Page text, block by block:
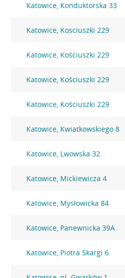
Katowice, Konduktorska 33
Katowice, Kosciuszki 229
Katowice, Kościuszki 229
Katowice, Kościuszki 229
Katowice, Kościuszki 229
Katowice, Kwiatkowskiego 8
Katowice, Lwowska 32
Katowice, Mickiewicza 4
Katowice, Mysłowicka 84
Katowice, Panewnicka 39A
Katowice, Piotra Skargi 6